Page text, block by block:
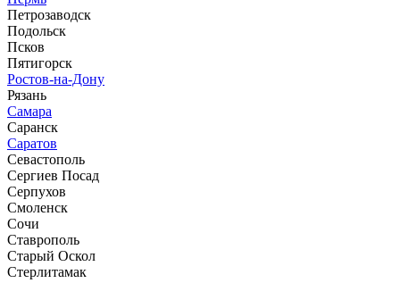
Петрозаводск
Подольск
Псков
Пятигорск
Ростов-на-Дону
Рязань
Самара
Саранск
Саратов
Севастополь
Сергиев Посад
Серпухов
Смоленск
Сочи
Ставрополь
Старый Оскол
Стерлитамак